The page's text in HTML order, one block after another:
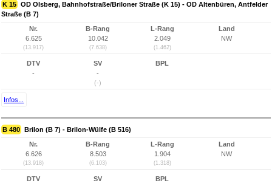
K 15 OD Olsberg, Bahnhofstraße/Briloner Straße (K 15) - OD Altenbüren, Antfelder
Straße (B 7)
Nr.
6.625
(13.917)
B-Rang
10.042
(7.638)
L-Rang
2.049
(1.462)
Land
NW
DTV
-
SV
-
(-)
BPL
Infos...
B 480 Brilon (B 7) - Brilon-Wülfe (B 516)
Nr.
6.626
(13.918)
B-Rang
8.503
(6.103)
L-Rang
1.904
(1.318)
Land
NW
DTV
SV
BPL